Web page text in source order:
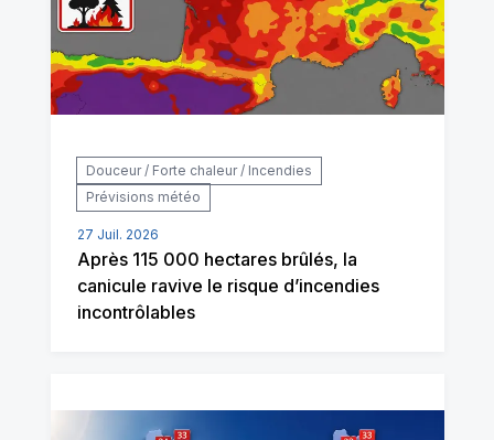
Douceur / Forte chaleur / Incendies
Prévisions météo
27 Juil. 2026
Après 115 000 hectares brûlés, la
canicule ravive le risque d’incendies
incontrôlables